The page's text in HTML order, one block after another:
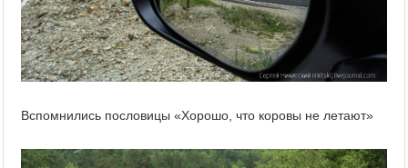
Вспомнились пословицы «Хорошо, что коровы не летают»